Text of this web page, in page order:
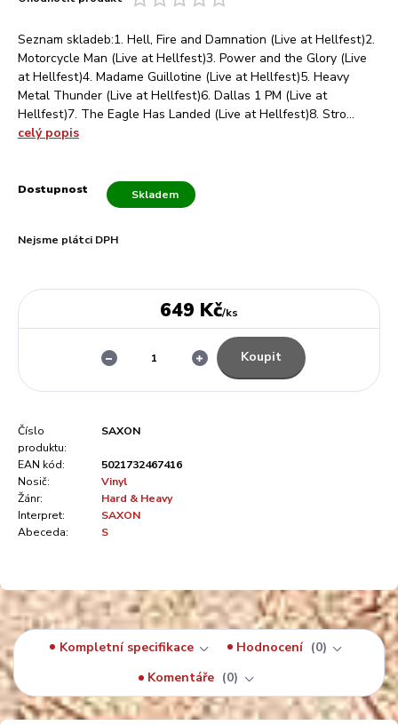
Seznam skladeb:1. Hell, Fire and Damnation (Live at Hellfest)2.
Motorcycle Man (Live at Hellfest)3. Power and the Glory (Live
at Hellfest)4. Madame Guillotine (Live at Hellfest)5. Heavy
Metal Thunder (Live at Hellfest)6. Dallas 1 PM (Live at
Hellfest)7. The Eagle Has Landed (Live at Hellfest)8. Stro...
celý popis
Dostupnost Skladem
Nejsme plátci DPH
649 Kč/ks
Koupit
Číslo
produktu:
SAXON
EAN kód:
5021732467416
Nosič:
Vinyl
Žánr:
Hard & Heavy
Interpret:
SAXON
Abeceda:
S
Kompletní specifikace Hodnocení
0
Komentáře
0